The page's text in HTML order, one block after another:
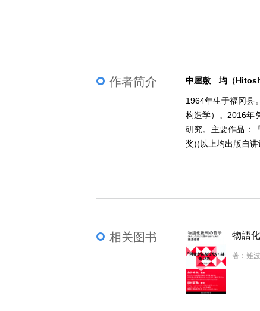
作者简介 中屋敷 均（
1964年生于福冈县
构造学）。2016年
研究。主要作品：
奖)(以上均出版自讲
相关图书
著：難